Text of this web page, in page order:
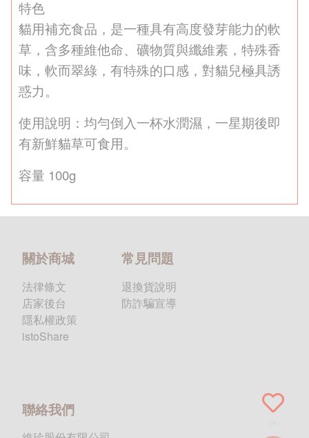
特色
貓用補充食品，是一種具有高度發芽能力的軟
草，含多種維他命、礦物質與纖維素，特殊香
味，軟而翠綠，有特殊的口感，對貓兒極具誘
惑力。
使用說明：均勻倒入一杯水潤濕，一星期後即
有新鮮貓草可食用。
容量 100g
關於商城
法律條文
店家後台
隱私權政策
istoShare
常見問題
退換貨說明
防詐騙宣導
聯絡我們